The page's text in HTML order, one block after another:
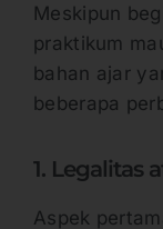
Meskipun
praktikum
bahan ajar
beberapa
1. Legalitas
Aspek